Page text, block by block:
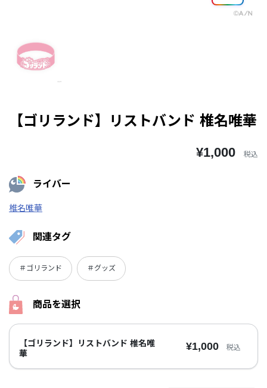
【ゴリランド】リストバンド 椎名唯華
¥1,000 税込
ライバー
椎名唯華
関連タグ
＃ゴリランド ＃グッズ
商品を選択
【ゴリランド】リストバンド 椎名唯
華
¥1,000 税込